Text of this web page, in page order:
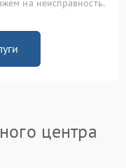
на неисправность.
центра